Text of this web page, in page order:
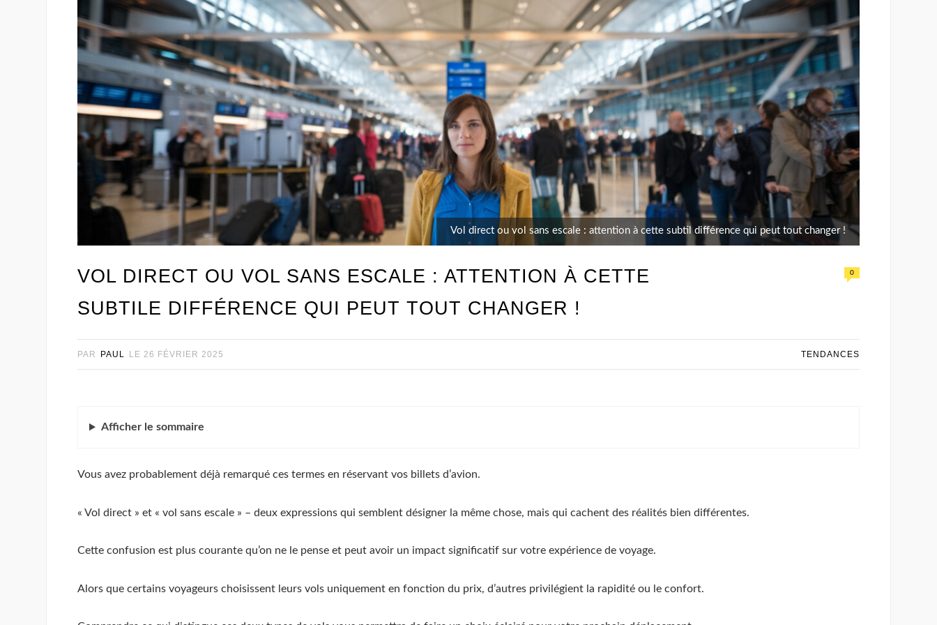
Vol direct ou vol sans escale : attention à cette subtil différence qui peut tout changer !
VOL DIRECT OU VOL SANS ESCALE : ATTENTION À CETTE
SUBTILE DIFFÉRENCE QUI PEUT TOUT CHANGER !
0
PAR PAUL LE 26 FÉVRIER 2025 TENDANCES
Afficher le sommaire
Vous avez probablement déjà remarqué ces termes en réservant vos billets d’avion.
« Vol direct » et « vol sans escale » – deux expressions qui semblent désigner la même chose, mais qui cachent des réalités bien différentes.
Cette confusion est plus courante qu’on ne le pense et peut avoir un impact significatif sur votre expérience de voyage.
Alors que certains voyageurs choisissent leurs vols uniquement en fonction du prix, d’autres privilégient la rapidité ou le confort.